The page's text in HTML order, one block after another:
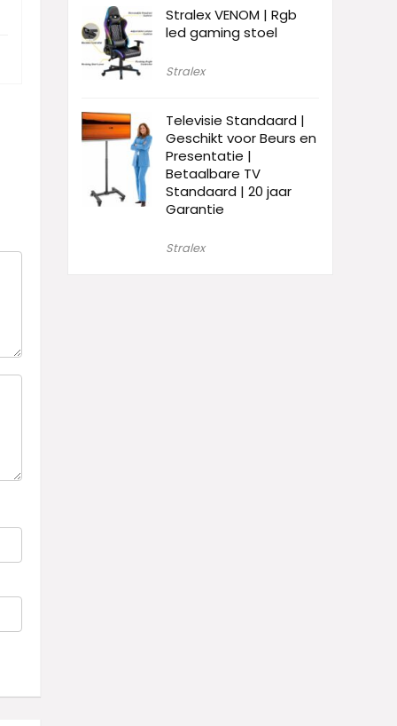
Stralex VENOM | Rgb
led gaming stoel
Stralex
Televisie Standaard |
Geschikt voor Beurs en
Presentatie |
Betaalbare TV
Standaard | 20 jaar
Garantie
Stralex